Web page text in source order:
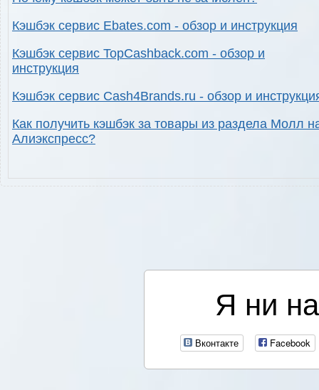
Кэшбэк сервис Ebates.com - обзор и инструкция
Кэшбэк сервис TopCashback.com - обзор и
инструкция
Кэшбэк сервис Cash4Brands.ru - обзор и
Как получить кэшбэк за товары из раздела Молл
Алиэкспресс?
Я ни
Вконтакте Facebook